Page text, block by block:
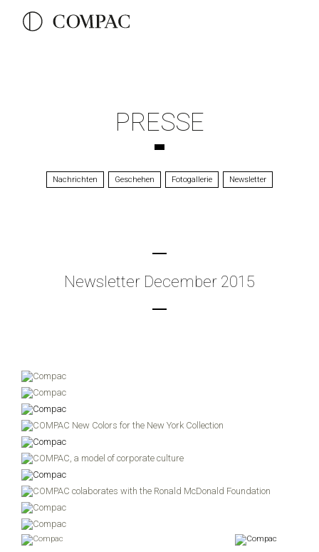
PRESSE
Nachrichten Geschehen Fotogallerie Newsletter
Newsletter December 2015